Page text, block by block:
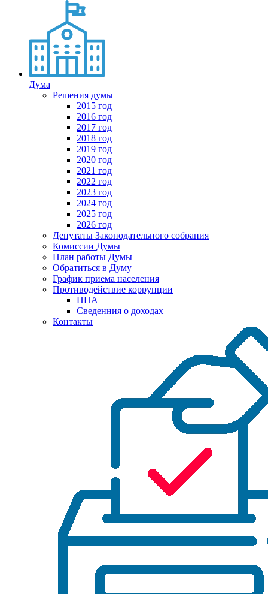
Дума
Решения думы
2015 год
2016 год
2017 год
2018 год
2019 год
2020 год
2021 год
2022 год
2023 год
2024 год
2025 год
2026 год
Депутаты Законодательного собрания
Комиссии Думы
План работы Думы
Обратиться в Думу
График приема населения
Противодействие коррупции
НПА
Сведенния о доходах
Контакты